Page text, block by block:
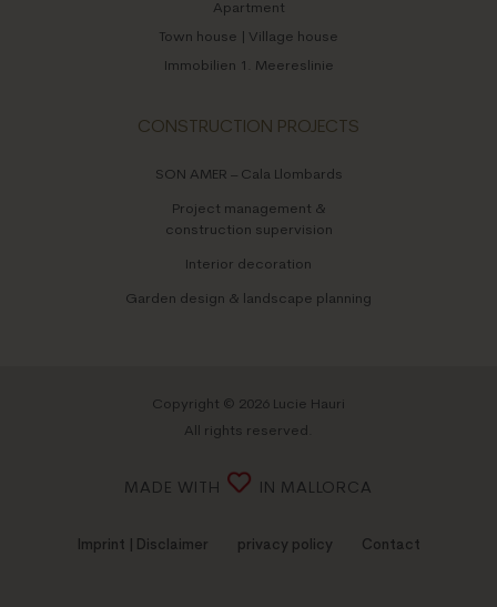
Apartment
Town house | Village house
Immobilien 1. Meereslinie
CONSTRUCTION PROJECTS
SON AMER – Cala Llombards
Project management &
construction supervision
Interior decoration
Garden design & landscape planning
Copyright © 2026 Lucie Hauri
All rights reserved.
MADE WITH IN MALLORCA
Imprint | Disclaimer privacy policy Contact